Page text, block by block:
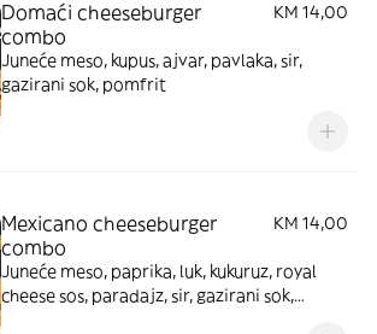
Domaći cheeseburger
combo
KM 14,00
Juneće meso, kupus, ajvar, pavlaka, sir,
gazirani sok, pomfrit
Mexicano cheeseburger
combo
KM 14,00
Juneće meso, paprika, luk, kukuruz, royal
cheese sos, paradajz, sir, gazirani sok,